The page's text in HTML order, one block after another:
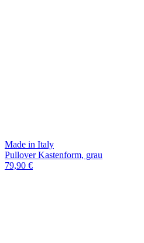
Made in Italy
Pullover Kastenform, grau
79,90 €